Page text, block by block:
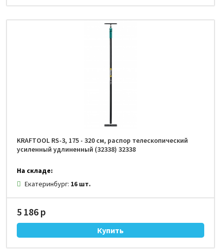
KRAFTOOL RS-3, 175 - 320 см, распор телескопический
усиленный удлиненный (32338) 32338
На складе:
Екатеринбург: 16 шт.
5 186 р